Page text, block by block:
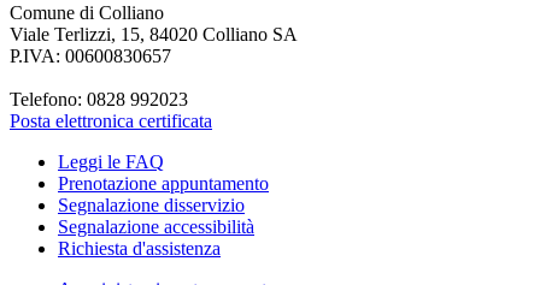
Comune di Colliano
Viale Terlizzi, 15, 84020 Colliano SA
P.IVA: 00600830657
Telefono: 0828 992023
Posta elettronica certificata
Leggi le FAQ
Prenotazione appuntamento
Segnalazione disservizio
Segnalazione accessibilità
Richiesta d'assistenza